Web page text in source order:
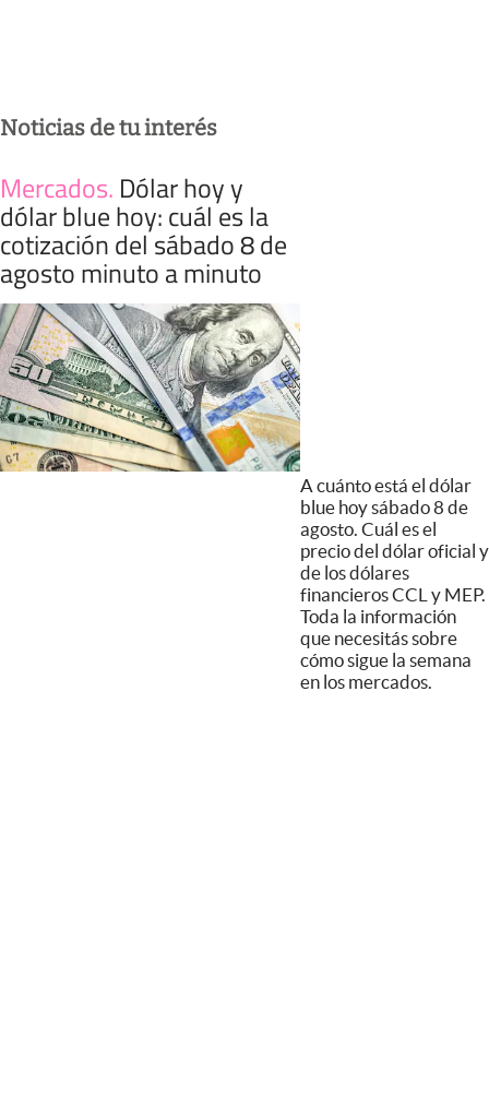
Noticias de tu interés
Mercados. Dólar hoy y
dólar blue hoy: cuál es la
cotización del sábado 8 de
agosto minuto a minuto
A cuánto está el dólar
blue hoy sábado 8 de
agosto. Cuál es el
precio del dólar oficial y
de los dólares
financieros CCL y MEP.
Toda la información
que necesitás sobre
cómo sigue la semana
en los mercados.